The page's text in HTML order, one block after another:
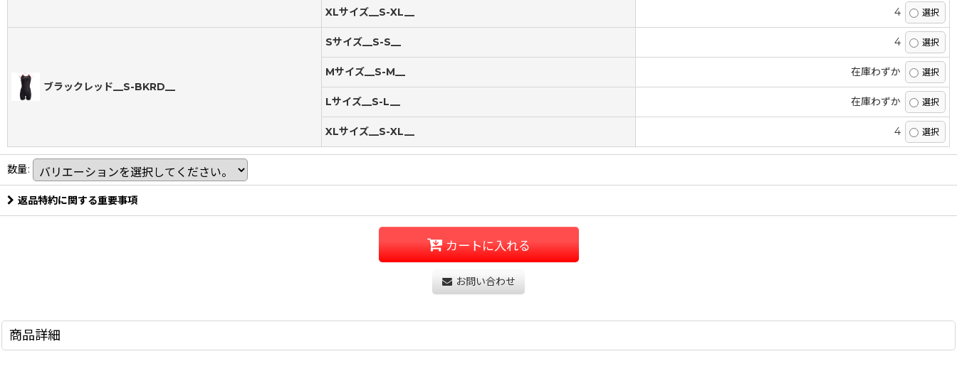
XLサイズ__S-XL__ 4
ブラックレッド__S-BKRD__
Sサイズ__S-S__ 4
Mサイズ__S-M__ 在庫わずか
Lサイズ__S-L__ 在庫わずか
XLサイズ__S-XL__ 4
数量:
返品特約に関する重要事項
カートに入れる
お問い合わせ
商品詳細